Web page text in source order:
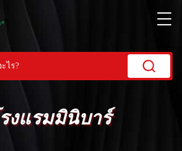
งแรมมินิบาร์